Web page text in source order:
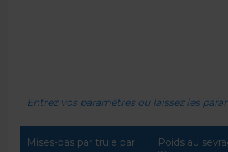
Entrez vos paramètres ou laissez les
Mises-bas par truie par
Poids au